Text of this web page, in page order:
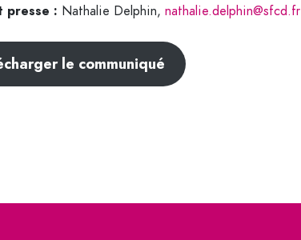
presse : Nathalie Delphin,nathalie.delphin@sfcd.fr
le communiqué